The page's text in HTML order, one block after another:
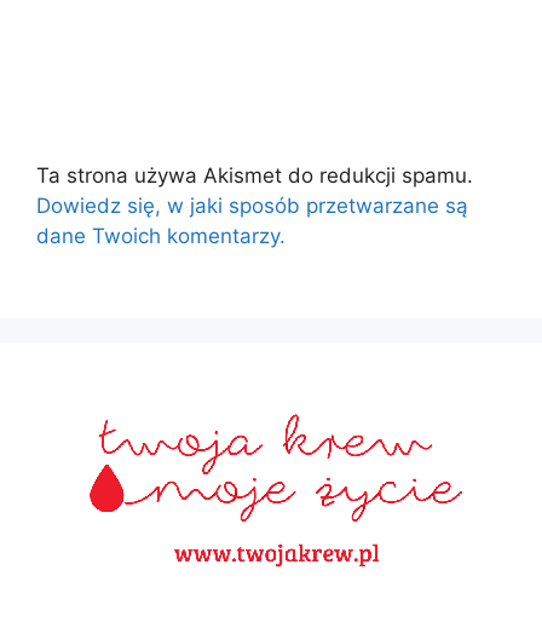
Ta strona używa Akismet do redukcji spamu.
Dowiedz się, w jaki sposób przetwarzane są
dane Twoich komentarzy.